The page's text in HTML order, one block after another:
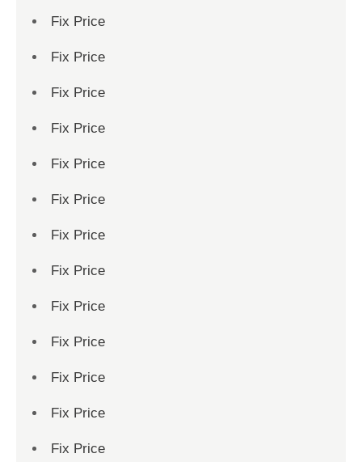
Fix Price
Fix Price
Fix Price
Fix Price
Fix Price
Fix Price
Fix Price
Fix Price
Fix Price
Fix Price
Fix Price
Fix Price
Fix Price